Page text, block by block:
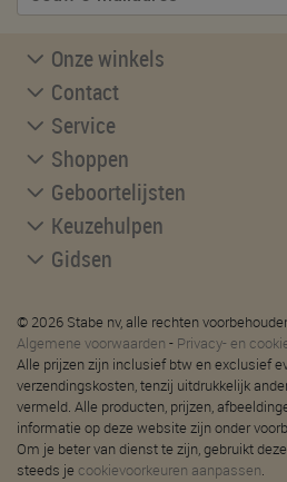
Onze winkels
Contact
Service
Shoppen
Geboortelijsten
Keuzehulpen
Gidsen
© 2026 Stabe nv, alle rechten
Algemene voorwaarden - Privacy- en
Alle prijzen zijn inclusief btw en exclusief
verzendingskosten, tenzij uitdrukkelijk
vermeld. Alle producten, prijzen,
informatie op deze website zijn onder
Om je beter van dienst te zijn, gebruikt
steeds je cookievoorkeuren aanpassen.